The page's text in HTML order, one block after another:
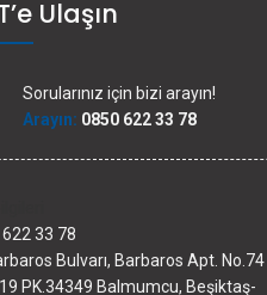
Ulaşın
Sorularınız için bizi arayın!
Arayın: 0850 622 33 78
33 78
Bulvarı, Barbaros Apt. No.74
19 PK.34349 Balmumcu, Beşiktaş-